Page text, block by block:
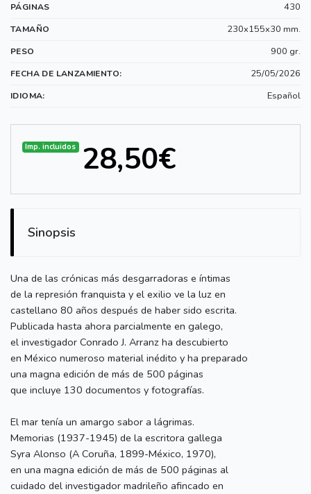
PÁGINAS 430
TAMAÑO 230x155x30 mm.
PESO 900 gr.
FECHA DE LANZAMIENTO: 25/05/2026
IDIOMA: Español
Imp. incluidos 28,50€
Sinopsis
Una de las crónicas más desgarradoras e íntimas
de la represión franquista y el exilio ve la luz en
castellano 80 años después de haber sido escrita.
Publicada hasta ahora parcialmente en galego,
el investigador Conrado J. Arranz ha descubierto
en México numeroso material inédito y ha preparado
una magna edición de más de 500 páginas
que incluye 130 documentos y fotografías.
El mar tenía un amargo sabor a lágrimas.
Memorias (1937-1945) de la escritora gallega
Syra Alonso (A Coruña, 1899-México, 1970),
en una magna edición de más de 500 páginas al
cuidado del investigador madrileño afincado en